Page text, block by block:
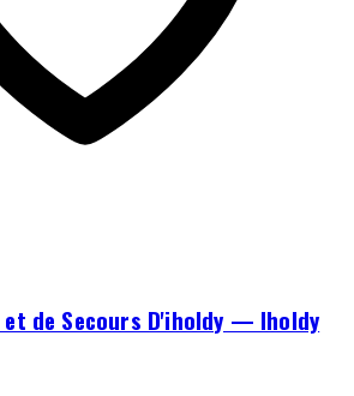
et de Secours D'iholdy — Iholdy